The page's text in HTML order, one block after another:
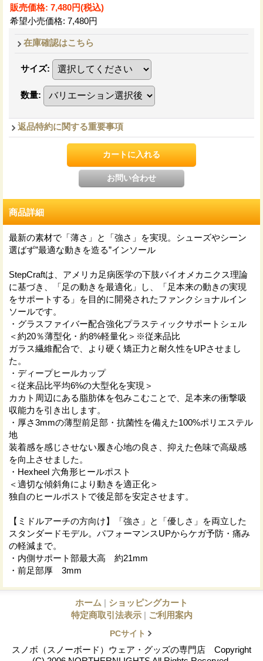
販売価格: 7,480円(税込)
希望小売価格: 7,480円
在庫確認はこちら
サイズ:
数量:
返品特約に関する重要事項
商品詳細
最新の素材で「薄さ」と「強さ」を実現。シューズやシーン
選ばず”最適な動きを造る”インソール
StepCraftは、アメリカ足病医学の下肢バイオメカニクス理論
に基づき、「足の動きを最適化」し、「足本来の動きの実現
をサポートする」を目的に開発されたファンクショナルイン
ソールです。
・グラスファイバー配合強化プラスティックサポートシェル
＜約20％薄型化・約8%軽量化＞※従来品比
ガラス繊維配合で、より硬く矯正力と耐久性をUPさせまし
た。
・ディープヒールカップ
＜従来品比平均6%の大型化を実現＞
カカト周辺にある脂肪体を包みこむことで、足本来の衝撃吸
収能力を引き出します。
・厚さ3mmの薄型前足部・抗菌性を備えた100%ポリエステル
地
装着感を感じさせない履き心地の良さ、抑えた色味で高級感
を向上させました。
・Hexheel 六角形ヒールポスト
＜適切な傾斜角により動きを適正化＞
独自のヒールポストで後足部を安定させます。
【ミドルアーチの方向け】「強さ」と「優しさ」を両立した
スタンダードモデル。パフォーマンスUPからケガ予防・痛み
の軽減まで。
・内側サポート部最大高 約21mm
・前足部厚 3mm
ホーム | ショッピングカート
特定商取引法表示 | ご利用案内
PCサイト
スノボ（スノーボード）ウェア・グッズの専門店 Copyright